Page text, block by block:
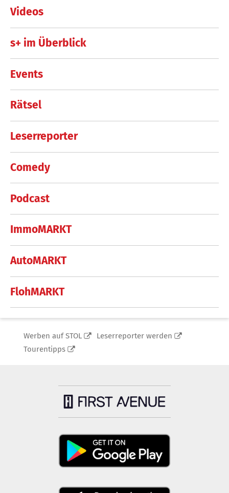
Videos
s+ im Überblick
Events
Rätsel
Leserreporter
Comedy
Podcast
ImmoMARKT
AutoMARKT
FlohMARKT
Werben auf STOL
Leserreporter werden
Tourentipps